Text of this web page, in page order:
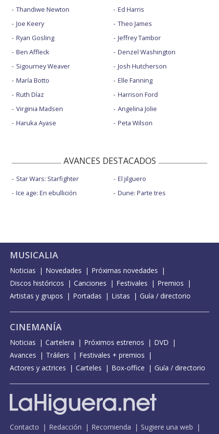
Thandiwe Newton
Joe Keery
Ryan Gosling
Ben Affleck
Sigourney Weaver
María Botto
Ruth Díaz
Virginia Madsen
Haruka Ayase
Ed Harris
Theo James
Jeffrey Tambor
Denzel Washington
Josh Hutcherson
Elle Fanning
Harrison Ford
Angelina Jolie
Peta Wilson
AVANCES DESTACADOS
Star Wars: Starfighter
Ice age: En ebullición
El jilguero
Dune: Parte tres
MUSICALIA
Noticias Novedades
Próximas novedades
Discos históricos
Canciones Festivales
Premios
Artistas y grupos
Portadas Listas Guía / directorio
CINEMANÍA
Noticias Cartelera Próximos estrenos
DVD
Avances
Tráilers
Festivales + premios
Actores y actrices
Carteles Box-office Guía / directorio
Contacto Redacción Recomienda Sugiere una web